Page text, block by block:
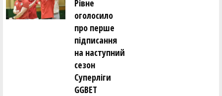
Рівне
оголосило
про перше
підписання
на наступний
сезон
Суперліги
GGBET